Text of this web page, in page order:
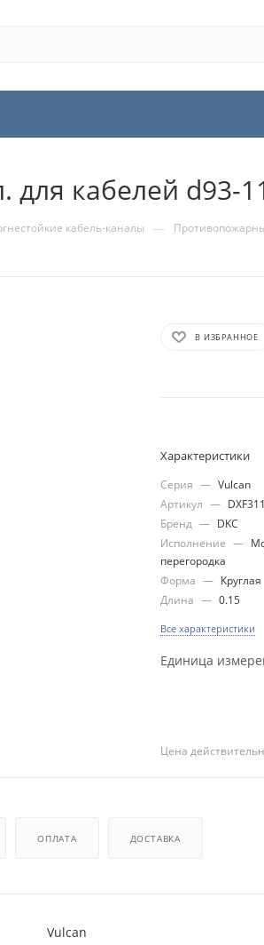
для кабелей d93-
кабель-каналы —
В ИЗБРАННОЕ
Характеристики
Серия — Vulcan
Артикул —
Бренд — DKC
Исполнение —
перегородка
Форма — Круглая
Длина — 0.15
Все характеристики
Единица
Цена
ОПЛАТА ДОСТАВКА
Vulcan